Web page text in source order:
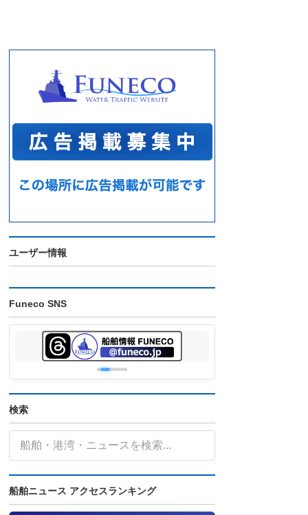
ユーザー情報
Funeco SNS
検索
船舶ニュース アクセスランキング